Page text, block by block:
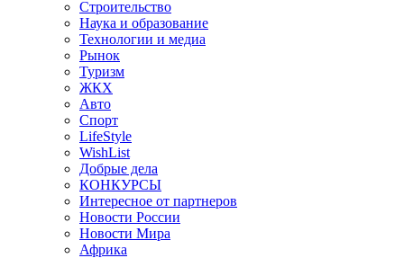
Строительство
Наука и образование
Технологии и медиа
Рынок
Туризм
ЖКХ
Авто
Спорт
LifeStyle
WishList
Добрые дела
КОНКУРСЫ
Интересное от партнеров
Новости России
Новости Мира
Африка